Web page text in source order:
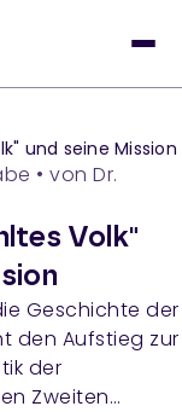
und seine Mission
• von Dr.
Volk"
Geschichte der
den Aufstieg zur
der
Zweiten